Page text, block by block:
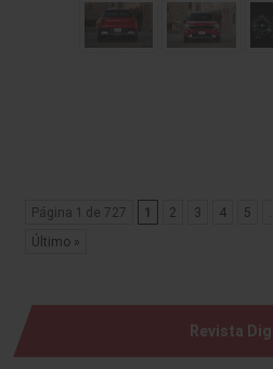
Página 1 de 727 1 2 3 4 5
Último »
Revista